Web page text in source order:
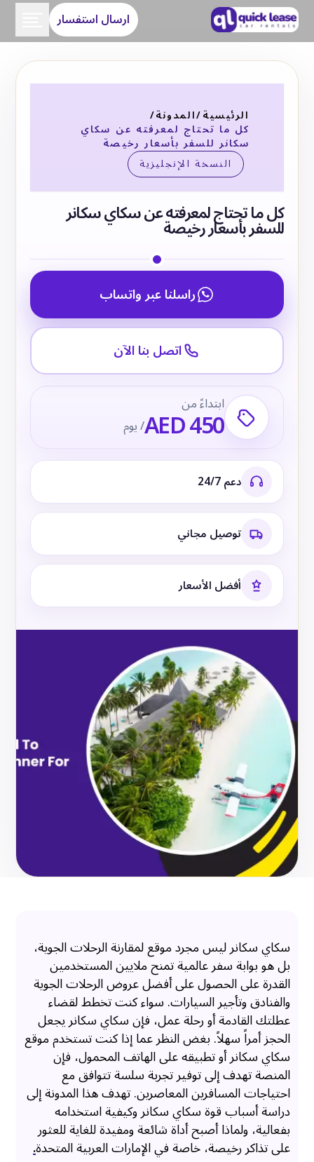
ارسال استفسار
الرئيسية/المدونة/
كل ما تحتاج لمعرفته عن سكاي
سكانر للسفر بأسعار رخيصة
النسخة الإنجليزية
كل ما تحتاج لمعرفته عن سكاي سكانر
للسفر بأسعار رخيصة
راسلنا عبر واتساب
اتصل بنا الآن
ابتداءً من
AED 450/ يوم
دعم 24/7
توصيل مجاني
أفضل الأسعار
سكاي سكانر ليس مجرد موقع لمقارنة الرحلات الجوية،
بل هو بوابة سفر عالمية تمنح ملايين المستخدمين
القدرة على الحصول على أفضل عروض الرحلات الجوية
والفنادق وتأجير السيارات. سواء كنت تخطط لقضاء
عطلتك القادمة أو رحلة عمل، فإن سكاي سكانر يجعل
الحجز أمراً سهلاً. بغض النظر عما إذا كنت تستخدم موقع
سكاي سكانر أو تطبيقه على الهاتف المحمول، فإن
المنصة تهدف إلى توفير تجربة سلسة تتوافق مع
احتياجات المسافرين المعاصرين. تهدف هذا المدونة إلى
دراسة أسباب قوة سكاي سكانر وكيفية استخدامه
بفعالية، ولماذا أصبح أداة شائعة ومفيدة للغاية للعثور
على تذاكر رخيصة، خاصة في الإمارات العربية المتحدة.